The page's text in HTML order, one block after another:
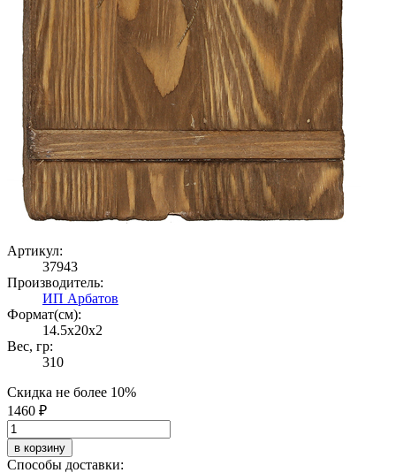
Артикул:
37943
Производитель:
ИП Арбатов
Формат(cм):
14.5x20x2
Вес, гр:
310
Скидка не более 10%
1460 ₽
в корзину
Способы доставки: